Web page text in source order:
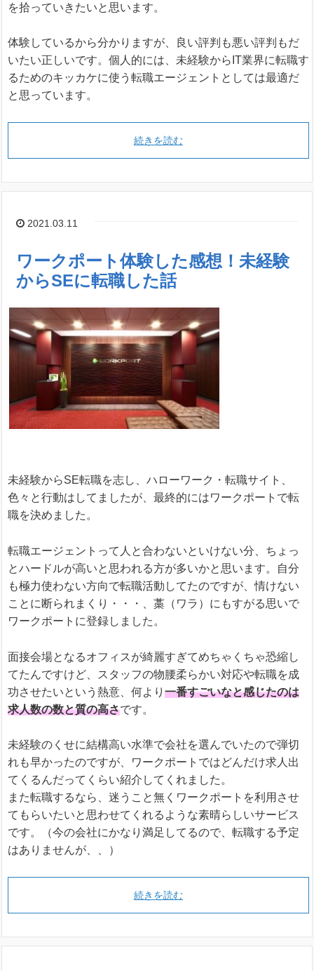
を拾っていきたいと思います。
体験しているから分かりますが、良い評判も悪い評判もだ
いたい正しいです。個人的には、未経験からIT業界に転職す
るためのキッカケに使う転職エージェントとしては最適だ
と思っています。
続きを読む
2021.03.11
ワークポート体験した感想！未経験
からSEに転職した話
未経験からSE転職を志し、ハローワーク・転職サイト、
色々と行動はしてましたが、最終的にはワークポートで転
職を決めました。
転職エージェントって人と合わないといけない分、ちょっ
とハードルが高いと思われる方が多いかと思います。自分
も極力使わない方向で転職活動してたのですが、情けない
ことに断られまくり・・・、藁（ワラ）にもすがる思いで
ワークポートに登録しました。
面接会場となるオフィスが綺麗すぎてめちゃくちゃ恐縮し
てたんですけど、スタッフの物腰柔らかい対応や転職を成
功させたいという熱意、何より 一番すごいなと感じたのは
求人数の数と質の高さです。
未経験のくせに結構高い水準で会社を選んでいたので弾切
れも早かったのですが、ワークポートではどんだけ求人出
てくるんだってくらい紹介してくれました。
また転職するなら、迷うこと無くワークポートを利用させ
てもらいたいと思わせてくれるような素晴らしいサービス
です。（今の会社にかなり満足してるので、転職する予定
はありませんが、、）
続きを読む